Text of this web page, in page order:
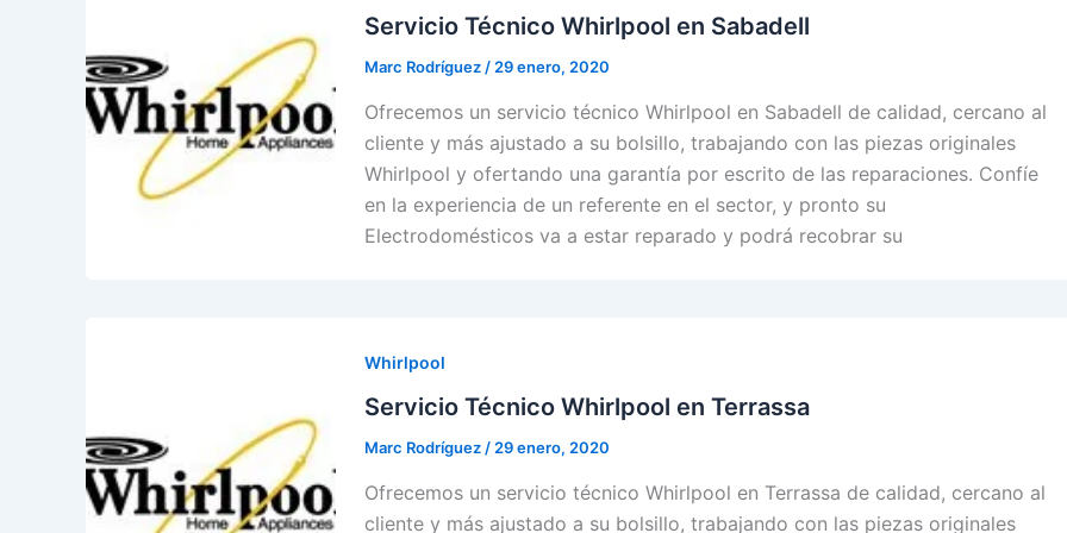
Servicio Técnico Whirlpool en Sabadell
Marc Rodríguez / 29 enero, 2020
Ofrecemos un servicio técnico Whirlpool en Sabadell de calidad, cercano al
cliente y más ajustado a su bolsillo, trabajando con las piezas originales
Whirlpool y ofertando una garantía por escrito de las reparaciones. Confíe
en la experiencia de un referente en el sector, y pronto su
Electrodomésticos va a estar reparado y podrá recobrar su
Whirlpool
Servicio Técnico Whirlpool en Terrassa
Marc Rodríguez/29 enero, 2020
Ofrecemos un servicio técnico Whirlpool en Terrassa de calidad, cercano al
cliente y más ajustado a su bolsillo, trabajando con las piezas originales